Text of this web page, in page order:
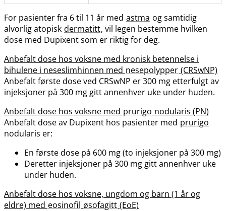
For pasienter fra 6 til 11 år med astma og samtidig
alvorlig atopisk dermatitt, vil legen bestemme hvilken
dose med Dupixent som er riktig for deg.
Anbefalt dose hos voksne med kronisk betennelse i
bihulene i neseslimhinnen med nesepolypper (CRSwNP)
Anbefalt første dose ved CRSwNP er 300 mg etterfulgt av
injeksjoner på 300 mg gitt annenhver uke under huden.
Anbefalt dose hos voksne med prurigo nodularis (PN)
Anbefalt dose av Dupixent hos pasienter med prurigo
nodularis er:
En første dose på 600 mg (to injeksjoner på 300 mg)
Deretter injeksjoner på 300 mg gitt annenhver uke
under huden.
Anbefalt dose hos voksne, ungdom og barn (1 år og
eldre) med eosinofil øsofagitt (EoE)